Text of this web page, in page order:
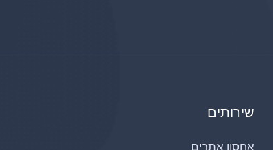
שירותים
אחסון אתרים